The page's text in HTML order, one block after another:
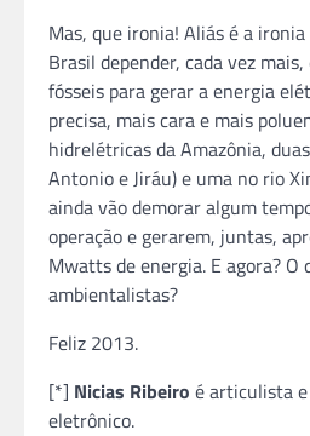
Mas, que ironia! Aliás é a
Brasil depender, cada vez
fósseis para gerar a energia
precisa, mais cara e mais
hidrelétricas da Amazônia,
Antonio e Jiráu) e uma no rio
ainda vão demorar algum
operação e gerarem, juntas,
Mwatts de energia. E agora? O
ambientalistas?
Feliz 2013.
[*] Nicias Ribeiro é articulista
eletrônico.